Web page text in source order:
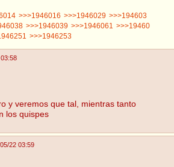
>>>1946016 >>>1946029 >>>194603
>>>1946039 >>>1946061
>>>19460
>>>1946253
y veremos que tal, mientras tanto
los quispes
22 03:59